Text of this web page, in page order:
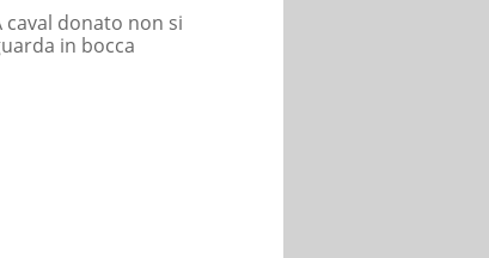
caval donato non si
in bocca